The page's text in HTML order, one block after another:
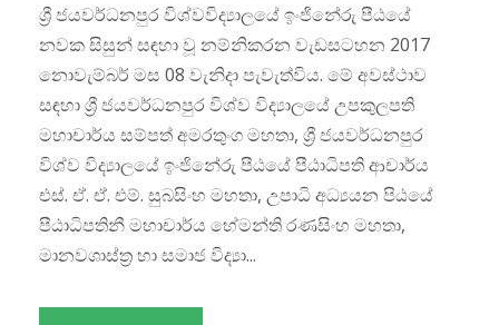
ශ්‍රී ජයවර්ධනපුර විශ්වවිද්‍යාලයේ ඉංජිනේරු පීඨයේ
නවක සිසුන් සඳහා වූ නම්නිකරන වැඩසටහන 2017
නොවැම්බර් මස 08 වැනිදා පැවැත්විය. මේ අවස්ථාව
සඳහා ශ්‍රී ජයවර්ධනපුර විශ්ව විද්‍යාලයේ උපකුලපති
මහාචාර්ය සම්පත් අමරතුංග මහතා, ශ්‍රී ජයවර්ධනපුර
විශ්ව විද්‍යාලයේ ඉංජිනේරු පීඨයේ පීඨාධිපති ආචාර්ය
එස්. ඒ. ඒ. එම්. සුබසිංහ මහතා, උපාධි අධ්‍යයන පිඨයේ
පීඨාධිපතිනී මහාචාර්ය හේමන්ති රණසිංහ මහතා,
මානවශාස්ත්‍ර හා සමාජ විද්‍යා...